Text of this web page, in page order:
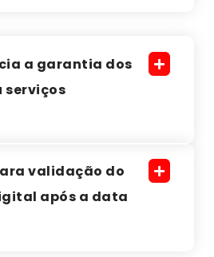
a garantia dos
serviços
validação do
após a data